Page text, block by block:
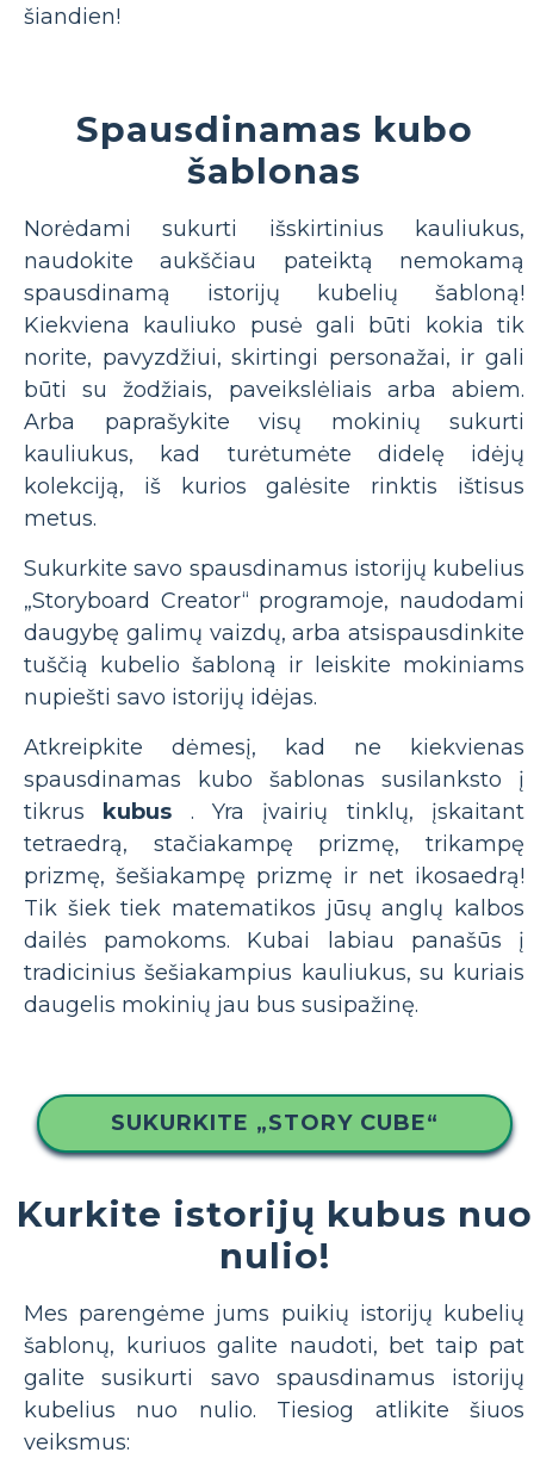
šiandien!
Spausdinamas kubo
šablonas
Norėdami sukurti išskirtinius kauliukus,
naudokite aukščiau pateiktą nemokamą
spausdinamą istorijų kubelių šabloną!
Kiekviena kauliuko pusė gali būti kokia tik
norite, pavyzdžiui, skirtingi personažai, ir gali
būti su žodžiais, paveikslėliais arba abiem.
Arba paprašykite visų mokinių sukurti
kauliukus, kad turėtumėte didelę idėjų
kolekciją, iš kurios galėsite rinktis ištisus
metus.
Sukurkite savo spausdinamus istorijų kubelius
„Storyboard Creator“ programoje, naudodami
daugybę galimų vaizdų, arba atsispausdinkite
tuščią kubelio šabloną ir leiskite mokiniams
nupiešti savo istorijų idėjas.
Atkreipkite dėmesį, kad ne kiekvienas
spausdinamas kubo šablonas susilanksto į
tikrus kubus . Yra įvairių tinklų, įskaitant
tetraedrą, stačiakampę prizmę, trikampę
prizmę, šešiakampę prizmę ir net ikosaedrą!
Tik šiek tiek matematikos jūsų anglų kalbos
dailės pamokoms. Kubai labiau panašūs į
tradicinius šešiakampius kauliukus, su kuriais
daugelis mokinių jau bus susipažinę.
SUKURKITE „STORY CUBE“
Kurkite istorijų kubus nuo
nulio!
Mes parengėme jums puikių istorijų kubelių
šablonų, kuriuos galite naudoti, bet taip pat
galite susikurti savo spausdinamus istorijų
kubelius nuo nulio. Tiesiog atlikite šiuos
veiksmus: